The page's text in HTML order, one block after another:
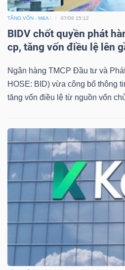
TĂNG VỐN - M&A 07/08 15:12
BIDV chốt quyền phát
cp, tăng vốn điều lệ lên
Ngân hàng TMCP Đầu tư và
HOSE: BID) vừa công bố thông
tăng vốn điều lệ từ nguồn vốn
VẬT
LIỆU
CÔNG
KHÔNG
THIẾT